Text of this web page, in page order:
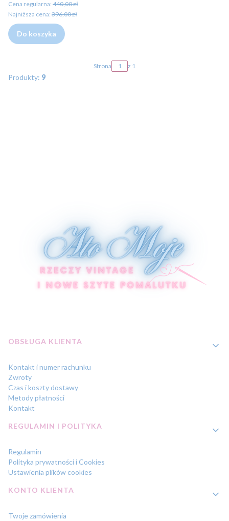
Cena regularna: 440,00 zł
Najniższa cena: 396,00 zł
Do koszyka
Strona z 1
Produkty: 9
Linki w stopce
OBSŁUGA KLIENTA
Kontakt i numer rachunku
Zwroty
Czas i koszty dostawy
Metody płatności
Kontakt
REGULAMIN I POLITYKA
Regulamin
Polityka prywatności i Cookies
Ustawienia plików cookies
KONTO KLIENTA
Twoje zamówienia